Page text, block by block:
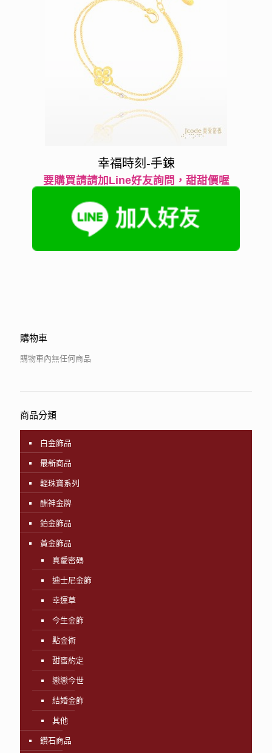
幸福時刻-手鍊
要購買請請加Line好友詢問，甜甜價喔
購物車
購物車內無任何商品
商品分類
白金飾品
最新商品
輕珠寶系列
酬神金牌
鉑金飾品
黃金飾品
真愛密碼
迪士尼金飾
幸運草
今生金飾
點金術
甜蜜約定
戀戀今世
結婚金飾
其他
鑽石商品